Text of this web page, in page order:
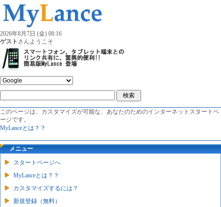
2026年8月7日 (金) 08:16
ゲスト さんようこそ
このページは、カスタマイズが可能な、あなたのためのインターネットスタートペ
ージです。
MyLanceとは？？
メニュー
スタートページへ
MyLanceとは？？
カスタマイズするには？
新規登録（無料）